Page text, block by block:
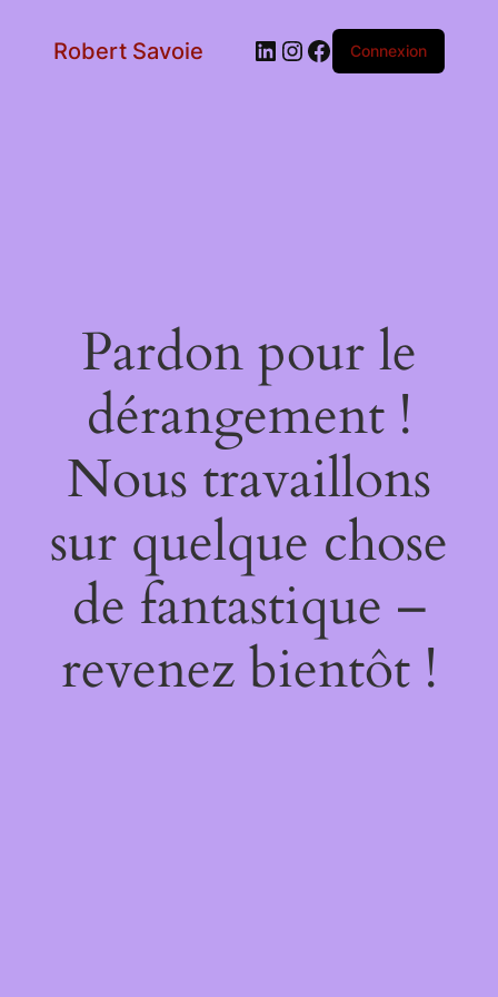
Robert Savoie LinkedIn
Instagram
Facebook
Connexion
Pardon pour le
dérangement !
Nous travaillons
sur quelque chose
de fantastique –
revenez bientôt !